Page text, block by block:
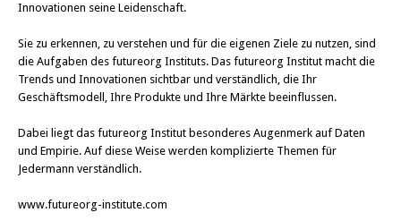
Innovationen seine Leidenschaft.
Sie zu erkennen, zu verstehen und für die eigenen Ziele zu nutzen, sind
die Aufgaben des futureorg Instituts. Das futureorg Institut macht die
Trends und Innovationen sichtbar und verständlich, die Ihr
Geschäftsmodell, Ihre Produkte und Ihre Märkte beeinflussen.
Dabei liegt das futureorg Institut besonderes Augenmerk auf Daten
und Empirie. Auf diese Weise werden komplizierte Themen für
Jedermann verständlich.
www.futureorg-institute.com